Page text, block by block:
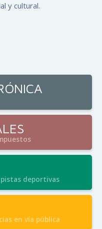
y cultural.
deportivas
en vía pública